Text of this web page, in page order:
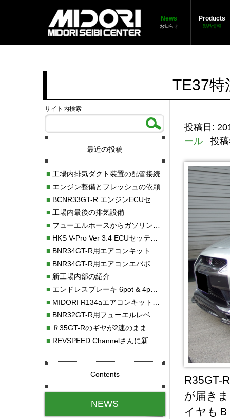
News
お知らせ
Products
製品情報
TE37特
投稿日:
ール
投
R35GT-
が届き
イヤも
サイト内検索
最近の投稿
■工場内排気ダクト装置の配管接続
■エンジン整備とフレッシュの依頼
■BCNR33GT-R エンジンECUセッティング調整
■工場内最後の排気設備
■フューエルホースからガソリン漏れ
■HKS V-Pro Ver 3.4 ECUセッティング
■BNR34GT-R用エアコンキット新発売！！
■BNR34GT-R用エアコンエバポレーターを新発売！！
■新工場内部の紹介
■エンドレスブレーキ 6pot & 4potオーバーホール
■MIDORI R134aエアコンキットタイプⅡ取り付け
■BNR32GT-R用フューエルレベルセンサー新発売！！
■Ｒ35GT-Rのギヤが2速のまま変速しない！！
■REVSPEED Channelさんに新社屋を紹介していただきました!!
Contents
NEWS